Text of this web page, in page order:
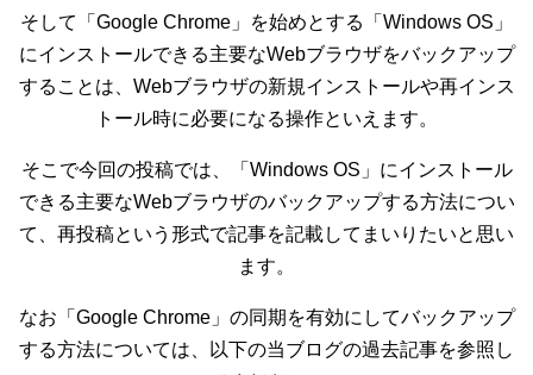
そして「Google Chrome」を始めとする「Windows OS」
にインストールできる主要なWebブラウザをバックアップ
することは、Webブラウザの新規インストールや再インス
トール時に必要になる操作といえます。
そこで今回の投稿では、「Windows OS」にインストール
できる主要なWebブラウザのバックアップする方法につい
て、再投稿という形式で記事を記載してまいりたいと思い
ます。
なお「Google Chrome」の同期を有効にしてバックアップ
する方法については、以下の当ブログの過去記事を参照し